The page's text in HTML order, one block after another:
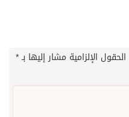
الحقول الإلزامية مشار إليها بـ*